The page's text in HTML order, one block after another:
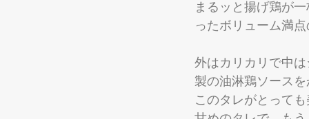
まるッと揚げ鶏が
ったボリューム満
外はカリカリで中
製の油淋鶏ソース
このタレがとって